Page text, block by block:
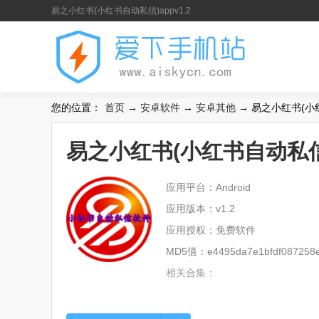
易之小红书(小红书自动私信)appv1.2
您的位置： 首页 → 安卓软件 → 安卓其他 → 易之小红书(小
易之小红书(小红书自动私
应用平台：Android
应用版本：v1.2
应用授权：免费软件
MD5值：
相关合集：